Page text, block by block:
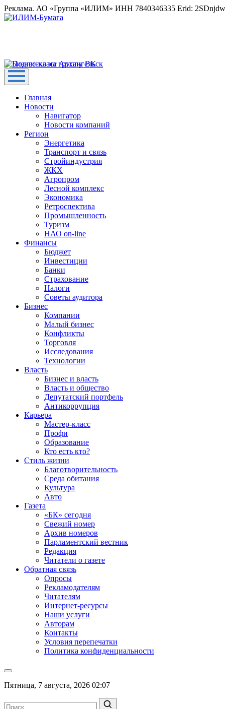
Реклама. АО «Группа «ИЛИМ» ИНН 7840346335 Erid:
Главная
Новости
Навигатор
Новости компаний
Регион
Энергетика
Транспорт и связь
Стройиндустрия
ЖКХ
Агропром
Лесной комплекс
Экономика
Ретроспектива
Промышленность
Туризм
НАО on-line
Финансы
Бюджет
Инвестиции
Банки
Страхование
Налоги
Советы аудитора
Бизнес
Компании
Малый бизнес
Конфликты
Торговля
Исследования
Технологии
Власть
Бизнес и власть
Власть и общество
Депутатский портфель
Антикоррупция
Карьера
Мастер-класс
Профи
Образование
Кто есть кто?
Стиль жизни
Благотворительность
Среда обитания
Культура
Авто
Газета
«БК» сегодня
Свежий номер
Архив номеров
Парламентский вестник
Редакция
Читатели о газете
Обратная связь
Опросы
Рекламодателям
Читателям
Интернет-ресурсы
Наши услуги
Авторам
Контакты
Условия перепечатки
Политика конфиденциальности
Пятница, 7 августа, 2026 02:07